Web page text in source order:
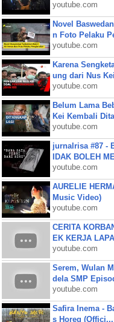
youtube.com
Novel
n Foto Pelaku
youtube.com
Karena
ung dari Nus
youtube.com
Belum Lama
Kei Kembali
youtube.com
jurnalrisa #87 -
IDAK BOLEH
youtube.com
AURELIE
Music Video)
youtube.com
CERITA
EK KERJA
youtube.com
Serem, Wulan
dela SMP
youtube.com
Safira Inema -
s Horeg (Offici...